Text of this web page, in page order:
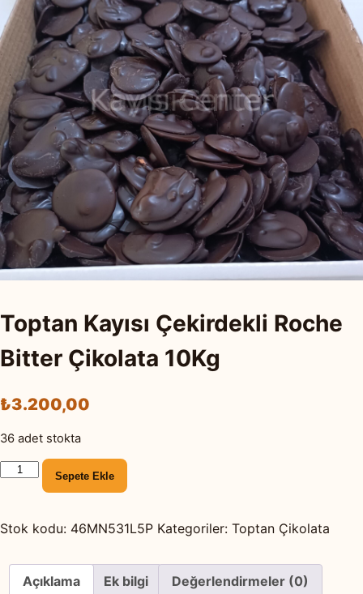
Toptan Kayısı Çekirdekli Roche
Bitter Çikolata 10Kg
₺3.200,00
36 adet stokta
Toptan
Roche
Çikolata
10Kg
Sepete Ekle
Stok kodu: 46MN531L5P Kategoriler: Toptan Çikolata
Açıklama Ek bilgi Değerlendirmeler (0)